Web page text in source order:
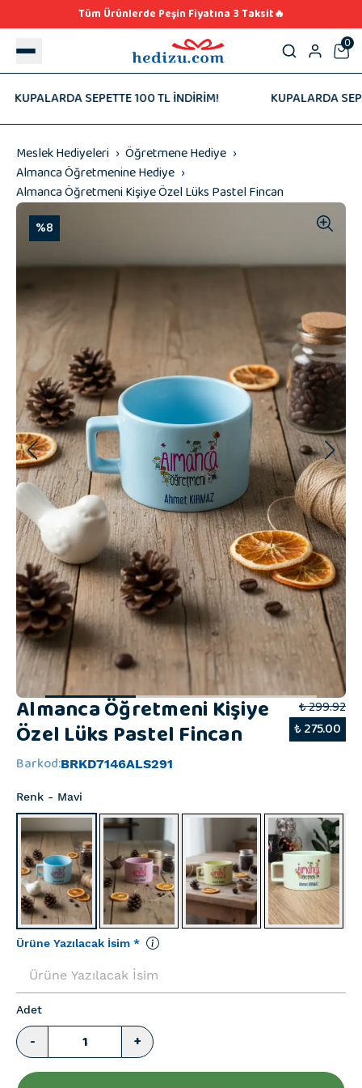
Tüm Ürünlerde Peşin Fiyatına 3 Taksit🔥
0
SEPETTE 100 TL İNDİRİM! KUPALARDA
Meslek Hediyeleri
Öğretmene Hediye
Almanca Öğretmenine Hediye
Almanca Öğretmeni Kişiye Özel Lüks Pastel Fincan
%8
Almanca Öğretmeni Kişiye
Özel Lüks Pastel Fincan
₺ 299.92
₺ 275.00
Barkod:BRKD7146ALS291
Renk - Mavi
Ürüne Yazılacak İsim *
Adet
- +